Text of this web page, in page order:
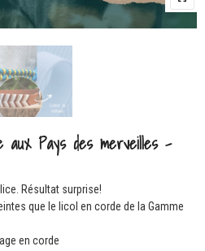
aux Pays des merveilles –
Résultat surprise!
que le licol en corde de la Gamme
en corde